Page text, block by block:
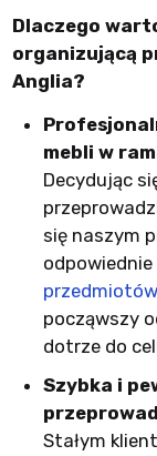
Dlaczego
organizującą
Anglia?
mebli w
Decydując
się naszym
odpowiednie
przedmiotów
począwszy
dotrze do
Szybka i
Stałym